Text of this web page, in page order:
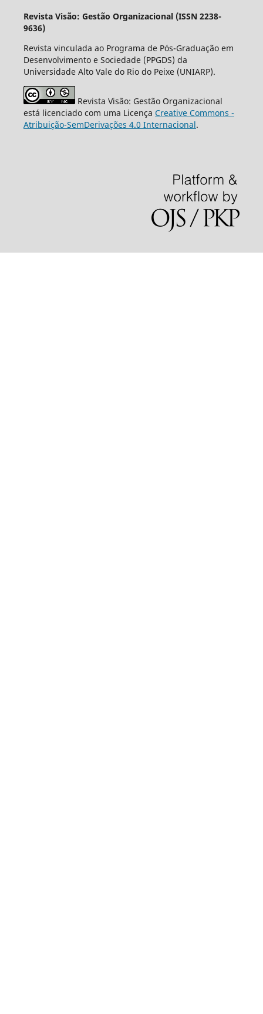
Revista Visão: Gestão Organizacional (ISSN 2238-
9636)
Revista vinculada ao Programa de Pós-Graduação em
Desenvolvimento e Sociedade (PPGDS) da
Universidade Alto Vale do Rio do Peixe (UNIARP).
Revista Visão: Gestão Organizacional
está licenciado com uma Licença Creative Commons -
Atribuição-SemDerivações 4.0 Internacional.